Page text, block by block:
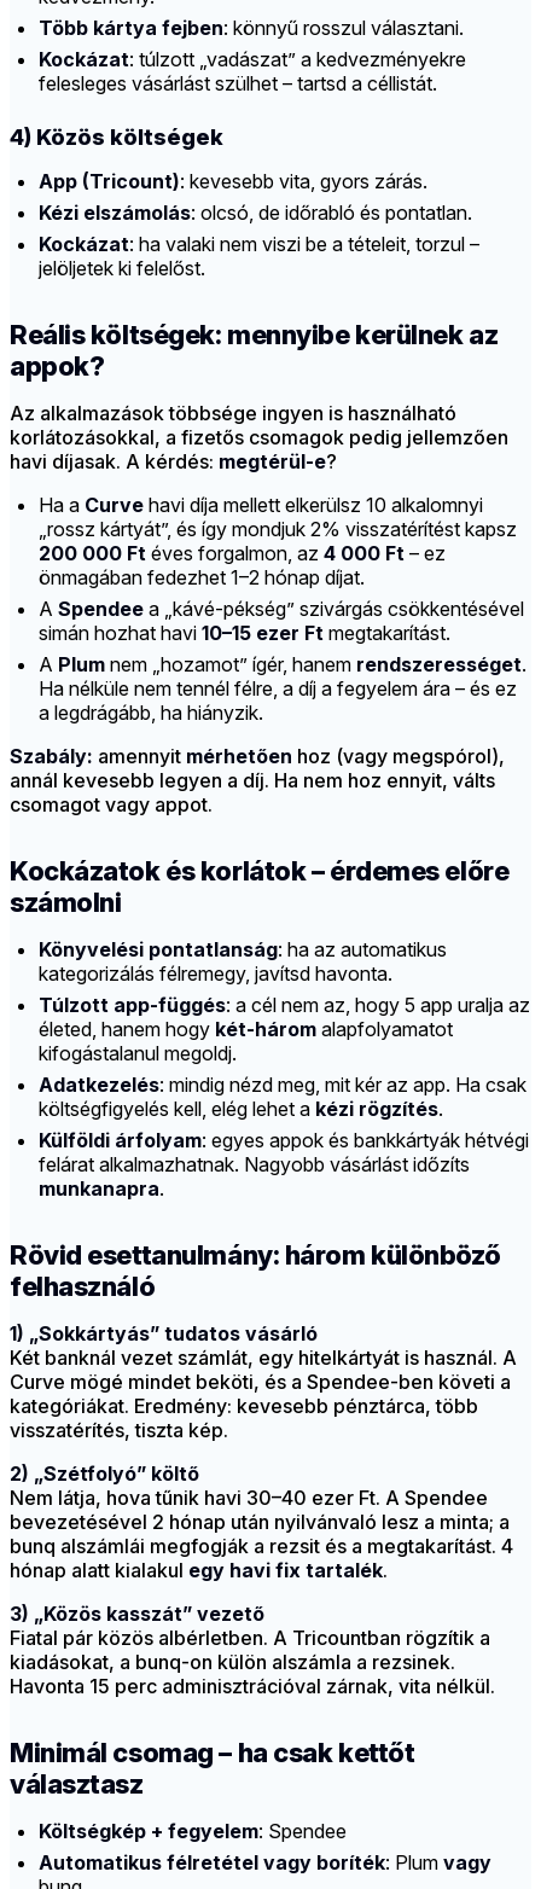
Több kártya fejben: könnyű rosszul választani.
Kockázat: túlzott „vadászat” a kedvezményekre
felesleges vásárlást szülhet – tartsd a céllistát.
4) Közös költségek
App (Tricount): kevesebb vita, gyors zárás.
Kézi elszámolás: olcsó, de időrabló és pontatlan.
Kockázat: ha valaki nem viszi be a tételeit, torzul –
jelöljetek ki felelőst.
Reális költségek: mennyibe kerülnek az
appok?
Az alkalmazások többsége ingyen is használható
korlátozásokkal, a fizetős csomagok pedig jellemzően
havi díjasak. A kérdés: megtérül-e?
Ha a Curve havi díja mellett elkerülsz 10 alkalomnyi
„rossz kártyát”, és így mondjuk 2% visszatérítést kapsz
200 000 Ft éves forgalmon, az 4 000 Ft – ez
önmagában fedezhet 1–2 hónap díjat.
A Spendee a „kávé-pékség” szivárgás csökkentésével
simán hozhat havi 10–15 ezer Ft megtakarítást.
A Plum nem „hozamot” ígér, hanem rendszerességet.
Ha nélküle nem tennél félre, a díj a fegyelem ára – és ez
a legdrágább, ha hiányzik.
Szabály: amennyit mérhetően hoz (vagy megspórol),
annál kevesebb legyen a díj. Ha nem hoz ennyit, válts
csomagot vagy appot.
Kockázatok és korlátok – érdemes előre
számolni
Könyvelési pontatlanság: ha az automatikus
kategorizálás félremegy, javítsd havonta.
Túlzott app-függés: a cél nem az, hogy 5 app uralja az
életed, hanem hogy két-három alapfolyamatot
kifogástalanul megoldj.
Adatkezelés: mindig nézd meg, mit kér az app. Ha csak
költségfigyelés kell, elég lehet a kézi rögzítés.
Külföldi árfolyam: egyes appok és bankkártyák hétvégi
felárat alkalmazhatnak. Nagyobb vásárlást időzíts
munkanapra.
Rövid esettanulmány: három különböző
felhasználó
1) „Sokkártyás” tudatos vásárló
Két banknál vezet számlát, egy hitelkártyát is használ. A
Curve mögé mindet beköti, és a Spendee-ben követi a
kategóriákat. Eredmény: kevesebb pénztárca, több
visszatérítés, tiszta kép.
2) „Szétfolyó” költő
Nem látja, hova tűnik havi 30–40 ezer Ft. A Spendee
bevezetésével 2 hónap után nyilvánvaló lesz a minta; a
bunq alszámlái megfogják a rezsit és a megtakarítást. 4
hónap alatt kialakul egy havi fix tartalék.
3) „Közös kasszát” vezető
Fiatal pár közös albérletben. A Tricountban rögzítik a
kiadásokat, a bunq-on külön alszámla a rezsinek.
Havonta 15 perc adminisztrációval zárnak, vita nélkül.
Minimál csomag – ha csak kettőt
választasz
Költségkép + fegyelem: Spendee
Automatikus félretétel vagy boríték: Plum vagy